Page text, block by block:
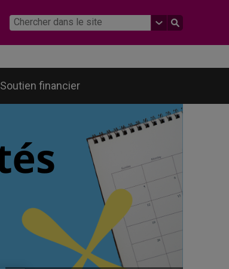
Soutien financier
BiblioFEM* : Portail bibliographique